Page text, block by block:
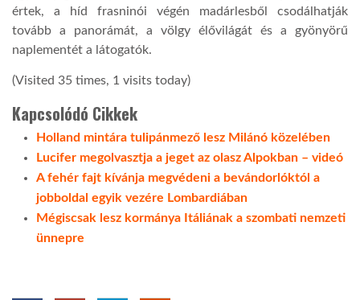
értek, a híd frasninói végén madárlesből csodálhatják
tovább a panorámát, a völgy élővilágát és a gyönyörű
naplementét a látogatók.
(Visited 35 times, 1 visits today)
Kapcsolódó Cikkek
Holland mintára tulipánmező lesz Milánó közelében
Lucifer megolvasztja a jeget az olasz Alpokban – videó
A fehér fajt kívánja megvédeni a bevándorlóktól a
jobboldal egyik vezére Lombardiában
Mégiscsak lesz kormánya Itáliának a szombati nemzeti
ünnepre